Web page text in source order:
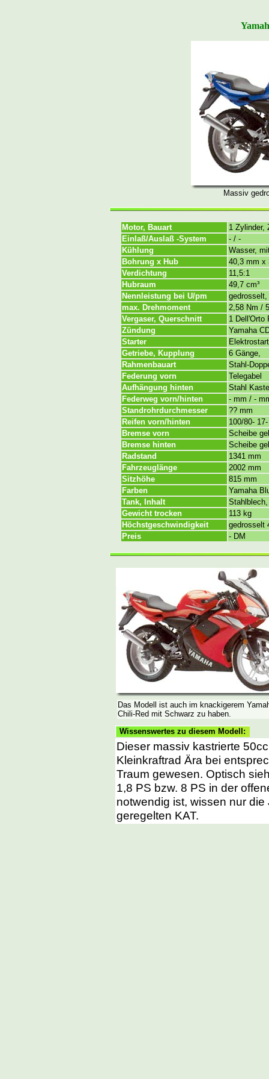
Massiv
Motor, Bauart
1 Zylinder,
Einlaß/Auslaß -System
- / -
Kühlung
Wasser,
Bohrung x Hub
40,3 mm x
Verdichtung
11,5:1
Hubraum
49,7 cm³
Nennleistung bei U/pm
max. Drehmoment
2,58 Nm /
Vergaser, Querschnitt
1 Dell'Orto
Zündung
Yamaha
Starter
Getriebe, Kupplung
6 Gänge,
Rahmenbauart
Stahl-
Federung vorn
Telegabel
Aufhängung hinten
Stahl
Federweg vorn/hinten
- mm / -
Standrohrdurchmesser
?? mm
Reifen vorn/hinten
100/80-
Bremse vorn
Scheibe
Bremse hinten
Scheibe
Radstand
1341 mm
Fahrzeuglänge
2002 mm
Sitzhöhe
815 mm
Farben
Yamaha
Tank, Inhalt
Gewicht trocken
113 kg
Höchstgeschwindigkeit
gedrosselt
Preis
- DM
Das Modell ist auch im knackigerem
Chili-Red mit Schwarz zu haben.
Wissenswertes zu diesem Modell:
Dieser massiv kastrierte
Kleinkraftrad Ära bei
Traum gewesen. Optisch
1,8 PS bzw. 8 PS in der
notwendig ist, wissen nur
geregelten KAT.